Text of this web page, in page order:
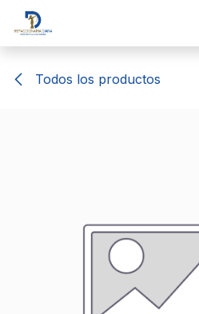
Ir al contenido
Todos los productos